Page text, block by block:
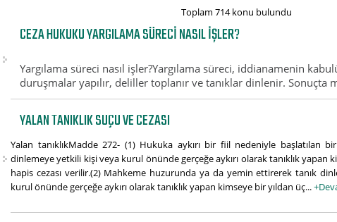
Toplam 714 konu bulundu
CEZA HUKUKU YARGILAMA SÜRECI NASIL IŞLER?
Yargılama süreci nasıl işler?Yargılama süreci, iddianamenin
duruşmalar yapılır, deliller toplanır ve tanıklar dinlenir. Sonuçta
YALAN TANIKLIK SUÇU VE CEZASI
Yalan tanıklıkMadde 272- (1) Hukuka aykırı bir fiil nedeniyle başlatılan
dinlemeye yetkili kişi veya kurul önünde gerçeğe aykırı olarak tanıklık yapan
hapis cezası verilir.(2) Mahkeme huzurunda ya da yemin ettirerek tanık
kurul önünde gerçeğe aykırı olarak tanıklık yapan kimseye bir yıldan üç...